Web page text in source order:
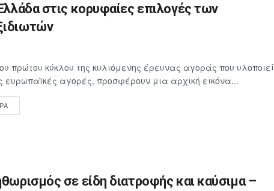
στις κορυφαίες επιλογές των
πρώτου κύκλου της κυλιόμενης έρευνας αγοράς που υλοποιεί
ευρωπαϊκές αγορές, προσφέρουν μια αρχική εικόνα...
σε είδη διατροφής και καύσιμα –